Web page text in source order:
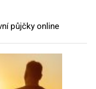
půjčky online